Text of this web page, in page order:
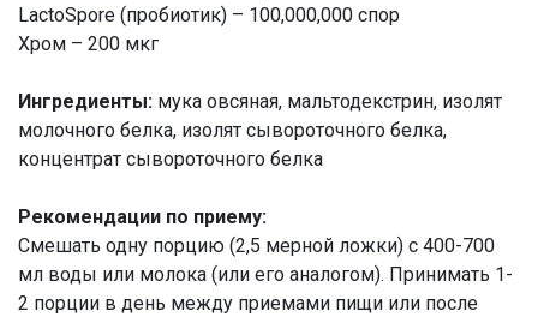
LactoSpore (пробиотик) – 100,000,000 спор
Хром – 200 мкг
Ингредиенты: мука овсяная, мальтодекстрин, изолят
молочного белка, изолят сывороточного белка,
концентрат сывороточного белка
Рекомендации по приему:
Смешать одну порцию (2,5 мерной ложки) с 400-700
мл воды или молока (или его аналогом). Принимать 1-
2 порции в день между приемами пищи или после